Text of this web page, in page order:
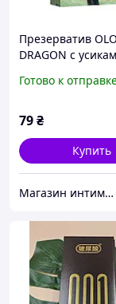
Презерватив
DRAGON с
для увеличения
Готово к
79₴
Купить
Магазин интимных товаров "WeLove"